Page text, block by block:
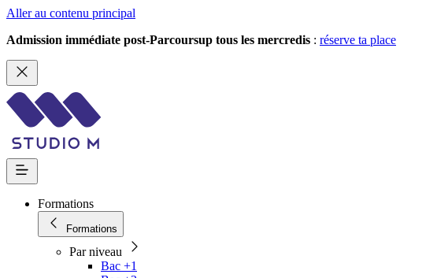
Aller au contenu principal
Admission immédiate post-Parcoursup tous les mercredis : réserve ta place
Formations
Formations
Par niveau
Bac +1